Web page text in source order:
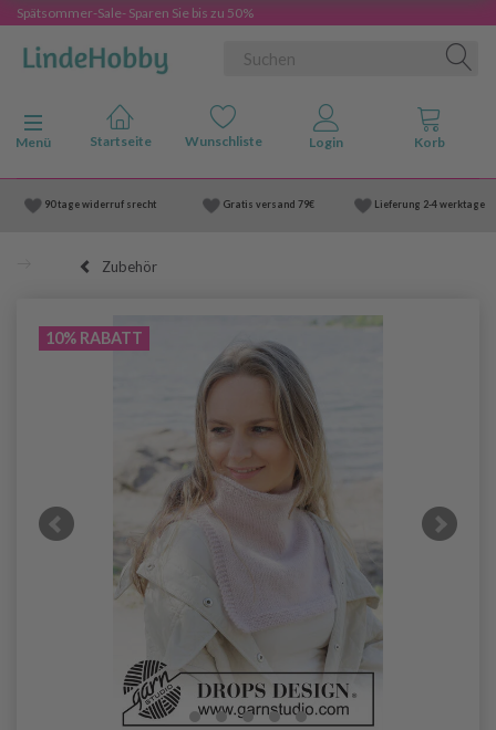
Spätsommer-Sale- Sparen Sie bis zu 50%
Anzeige ändern
Menü
90 tage widerruf srecht Gratis versand 79€ Lieferung 2-4 werktage
Zubehör
10% RABATT